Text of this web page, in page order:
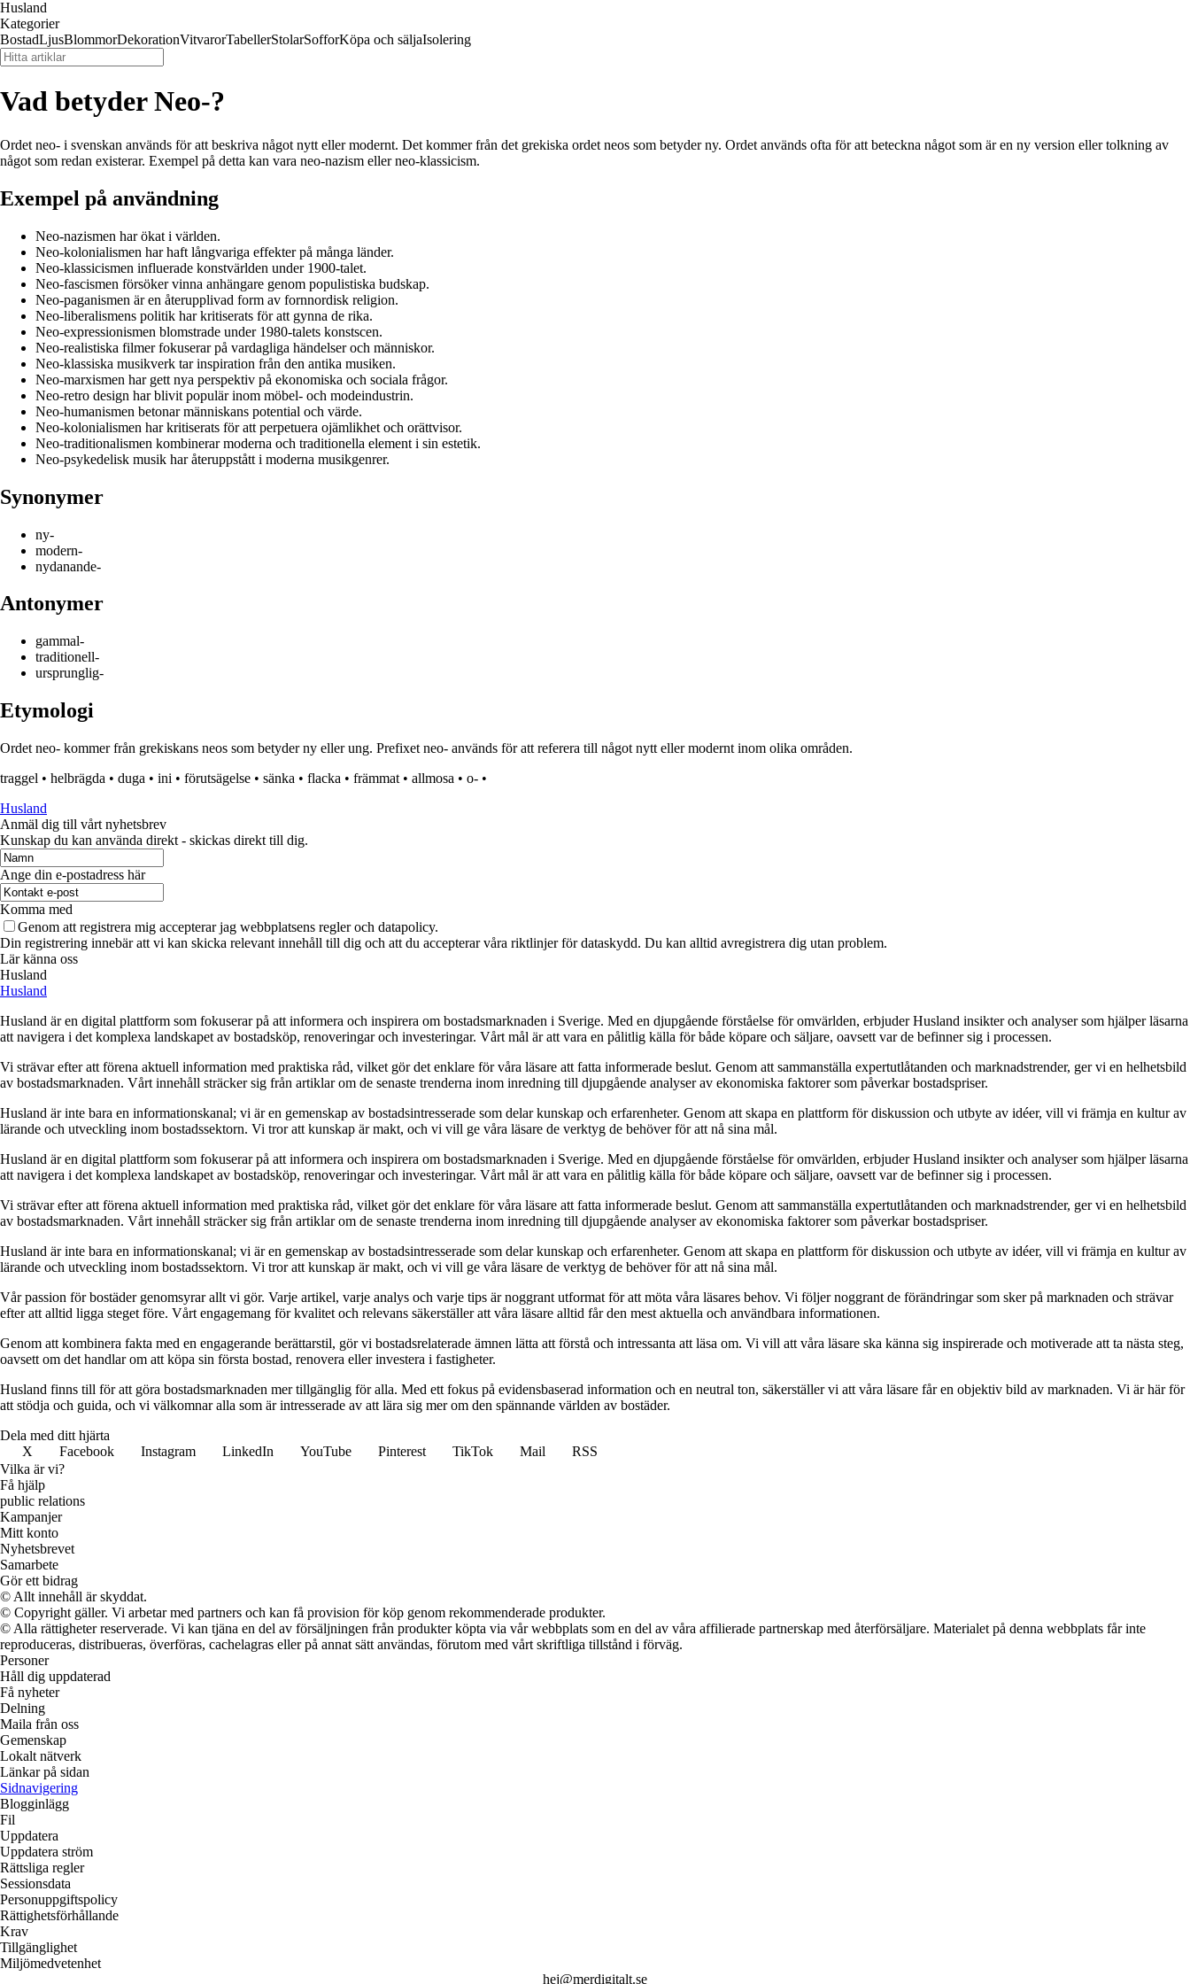
Husland
Kategorier
BostadLjusBlommorDekorationVitvarorTabellerStolarSofforKöpa och säljaIsolering
Vad betyder Neo-?
Ordet neo- i svenskan används för att beskriva något nytt eller modernt. Det kommer från det grekiska ordet neos som betyder ny. Ordet används ofta för att beteckna något som är en ny version eller tolkning av
något som redan existerar. Exempel på detta kan vara neo-nazism eller neo-klassicism.
Exempel på användning
Neo-nazismen har ökat i världen.
Neo-kolonialismen har haft långvariga effekter på många länder.
Neo-klassicismen influerade konstvärlden under 1900-talet.
Neo-fascismen försöker vinna anhängare genom populistiska budskap.
Neo-paganismen är en återupplivad form av fornnordisk religion.
Neo-liberalismens politik har kritiserats för att gynna de rika.
Neo-expressionismen blomstrade under 1980-talets konstscen.
Neo-realistiska filmer fokuserar på vardagliga händelser och människor.
Neo-klassiska musikverk tar inspiration från den antika musiken.
Neo-marxismen har gett nya perspektiv på ekonomiska och sociala frågor.
Neo-retro design har blivit populär inom möbel- och modeindustrin.
Neo-humanismen betonar människans potential och värde.
Neo-kolonialismen har kritiserats för att perpetuera ojämlikhet och orättvisor.
Neo-traditionalismen kombinerar moderna och traditionella element i sin estetik.
Neo-psykedelisk musik har återuppstått i moderna musikgenrer.
Synonymer
ny-
modern-
nydanande-
Antonymer
gammal-
traditionell-
ursprunglig-
Etymologi
Ordet neo- kommer från grekiskans neos som betyder ny eller ung. Prefixet neo- används för att referera till något nytt eller modernt inom olika områden.
traggel • helbrägda • duga • ini • förutsägelse • sänka • flacka • främmat • allmosa • o- •
Husland
Anmäl dig till vårt nyhetsbrev
Kunskap du kan använda direkt - skickas direkt till dig.
Ange din e-postadress här
Komma med
Genom att registrera mig accepterar jag webbplatsens regler och datapolicy.
Din registrering innebär att vi kan skicka relevant innehåll till dig och att du accepterar våra riktlinjer för dataskydd. Du kan alltid avregistrera dig utan problem.
Lär känna oss
Husland
Husland
Husland är en digital plattform som fokuserar på att informera och inspirera om bostadsmarknaden i Sverige. Med en djupgående förståelse för omvärlden, erbjuder Husland insikter och analyser som hjälper läsarna
att navigera i det komplexa landskapet av bostadsköp, renoveringar och investeringar. Vårt mål är att vara en pålitlig källa för både köpare och säljare, oavsett var de befinner sig i processen.
Vi strävar efter att förena aktuell information med praktiska råd, vilket gör det enklare för våra läsare att fatta informerade beslut. Genom att sammanställa expertutlåtanden och marknadstrender, ger vi en helhetsbild
av bostadsmarknaden. Vårt innehåll sträcker sig från artiklar om de senaste trenderna inom inredning till djupgående analyser av ekonomiska faktorer som påverkar bostadspriser.
Husland är inte bara en informationskanal; vi är en gemenskap av bostadsintresserade som delar kunskap och erfarenheter. Genom att skapa en plattform för diskussion och utbyte av idéer, vill vi främja en kultur av
lärande och utveckling inom bostadssektorn. Vi tror att kunskap är makt, och vi vill ge våra läsare de verktyg de behöver för att nå sina mål.
Husland är en digital plattform som fokuserar på att informera och inspirera om bostadsmarknaden i Sverige. Med en djupgående förståelse för omvärlden, erbjuder Husland insikter och analyser som hjälper läsarna
att navigera i det komplexa landskapet av bostadsköp, renoveringar och investeringar. Vårt mål är att vara en pålitlig källa för både köpare och säljare, oavsett var de befinner sig i processen.
Vi strävar efter att förena aktuell information med praktiska råd, vilket gör det enklare för våra läsare att fatta informerade beslut. Genom att sammanställa expertutlåtanden och marknadstrender, ger vi en helhetsbild
av bostadsmarknaden. Vårt innehåll sträcker sig från artiklar om de senaste trenderna inom inredning till djupgående analyser av ekonomiska faktorer som påverkar bostadspriser.
Husland är inte bara en informationskanal; vi är en gemenskap av bostadsintresserade som delar kunskap och erfarenheter. Genom att skapa en plattform för diskussion och utbyte av idéer, vill vi främja en kultur av
lärande och utveckling inom bostadssektorn. Vi tror att kunskap är makt, och vi vill ge våra läsare de verktyg de behöver för att nå sina mål.
Vår passion för bostäder genomsyrar allt vi gör. Varje artikel, varje analys och varje tips är noggrant utformat för att möta våra läsares behov. Vi följer noggrant de förändringar som sker på marknaden och strävar
efter att alltid ligga steget före. Vårt engagemang för kvalitet och relevans säkerställer att våra läsare alltid får den mest aktuella och användbara informationen.
Genom att kombinera fakta med en engagerande berättarstil, gör vi bostadsrelaterade ämnen lätta att förstå och intressanta att läsa om. Vi vill att våra läsare ska känna sig inspirerade och motiverade att ta nästa steg,
oavsett om det handlar om att köpa sin första bostad, renovera eller investera i fastigheter.
Husland finns till för att göra bostadsmarknaden mer tillgänglig för alla. Med ett fokus på evidensbaserad information och en neutral ton, säkerställer vi att våra läsare får en objektiv bild av marknaden. Vi är här för
att stödja och guida, och vi välkomnar alla som är intresserade av att lära sig mer om den spännande världen av bostäder.
Dela med ditt hjärta
X
Facebook Instagram LinkedIn YouTube Pinterest TikTok Mail
RSS
Vilka är vi?
Få hjälp
public relations
Kampanjer
Mitt konto
Nyhetsbrevet
Samarbete
Gör ett bidrag
© Allt innehåll är skyddat.
© Copyright gäller. Vi arbetar med partners och kan få provision för köp genom rekommenderade produkter.
© Alla rättigheter reserverade. Vi kan tjäna en del av försäljningen från produkter köpta via vår webbplats som en del av våra affilierade partnerskap med återförsäljare. Materialet på denna webbplats får inte
reproduceras, distribueras, överföras, cachelagras eller på annat sätt användas, förutom med vårt skriftliga tillstånd i förväg.
Personer
Håll dig uppdaterad
Få nyheter
Delning
Maila från oss
Gemenskap
Lokalt nätverk
Länkar på sidan
Sidnavigering
Blogginlägg
Fil
Uppdatera
Uppdatera ström
Rättsliga regler
Sessionsdata
Personuppgiftspolicy
Rättighetsförhållande
Krav
Tillgänglighet
Miljömedvetenhet
hej@merdigitalt.se